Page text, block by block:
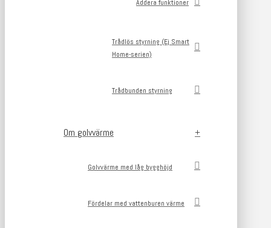
Addera funktioner
Trådlös styrning (Ej Smart
Home-serien)
Trådbunden styrning
Om golvvärme
Golvvärme med låg bygghöjd
Fördelar med vattenburen värme